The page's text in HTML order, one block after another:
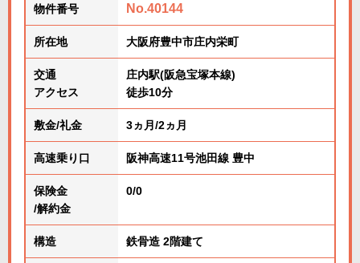
物件番号 No.40144
所在地 大阪府豊中市庄内栄町
交通
アクセス
庄内駅(阪急宝塚本線)
徒歩10分
敷金/礼金 3ヵ月/2ヵ月
高速乗り口 阪神高速11号池田線 豊中
保険金
/解約金
0/0
構造 鉄骨造 2階建て